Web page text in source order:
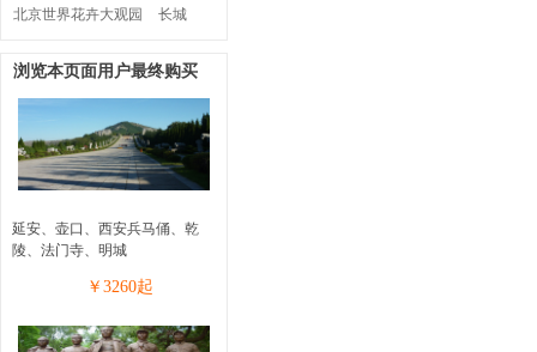
北京世界花卉大观园 长城
浏览本页面用户最终购买
延安、壶口、西安兵马俑、乾
陵、法门寺、明城
￥ 3260起